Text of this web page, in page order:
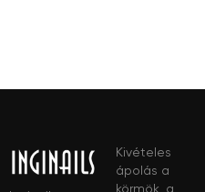
Kivételes
ápolás a
körmök, a